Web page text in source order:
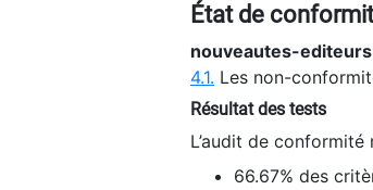
État de
nouveautes-
4.1. Les non-
Résultat des tests
L’audit de
66.67% des